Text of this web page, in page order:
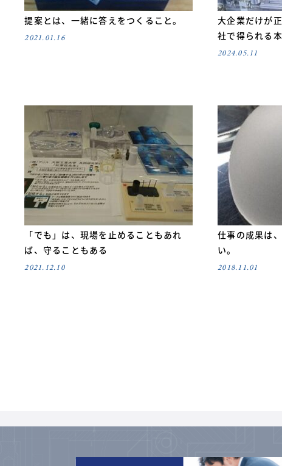
提案とは、一緒に答えをつくること。
2021.01.16
大企業だけが
社で得られる
2024.05.11
「でも」は、現場を止めることもあれ
ば、守ることもある
2021.12.10
仕事の成果は
い。
2018.11.01